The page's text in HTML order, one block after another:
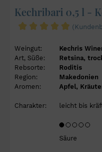
Kechribari 0,5 l -
Weingut:
Kechris
Art, Süße:
Retsina,
Rebsorte:
Roditis
Region:
Makedonien
Aromen:
Apfel,
Charakter: leicht bis
Säure